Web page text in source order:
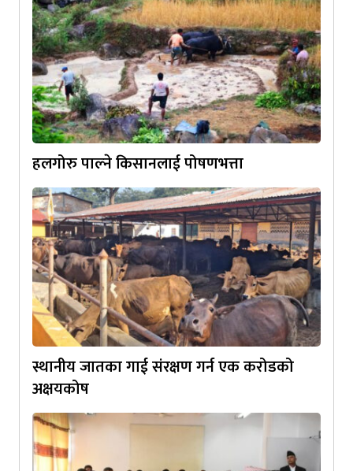
हलगोरु पाल्ने किसानलाई पोषणभत्ता
स्थानीय जातका गाई संरक्षण गर्न एक करोडको
अक्षयकोष